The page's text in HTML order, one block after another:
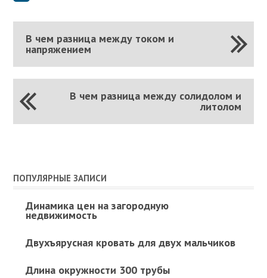
В чем разница между током и
напряжением
В чем разница между солидолом и
литолом
ПОПУЛЯРНЫЕ ЗАПИСИ
Динамика цен на загородную
недвижимость
Двухъярусная кровать для двух мальчиков
Длина окружности 300 трубы